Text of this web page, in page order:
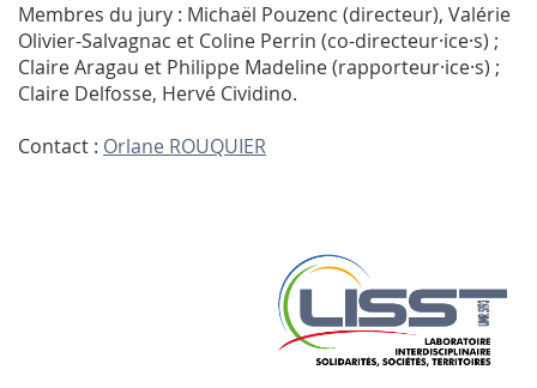
Membres du jury : Michaël Pouzenc (directeur), Valérie
Olivier-Salvagnac et Coline Perrin (co-directeur·ice·s) ;
Claire Aragau et Philippe Madeline (rapporteur·ice·s) ;
Claire Delfosse, Hervé Cividino.
Contact : Orlane ROUQUIER